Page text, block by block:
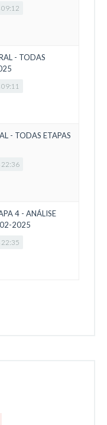
09:12
- TODAS
09:11
- TODAS ETAPAS
22:36
4 - ANÁLISE
02-2025
22:35